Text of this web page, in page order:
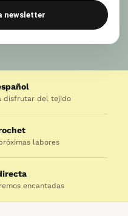
newsletter
disfrutar del tejido
labores
encantadas